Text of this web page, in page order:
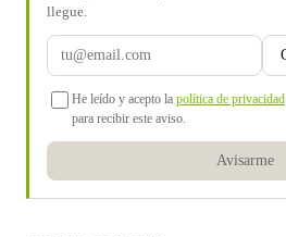
llegue.
He leído y acepto la política de privacidad
para recibir este aviso.
Avisarme